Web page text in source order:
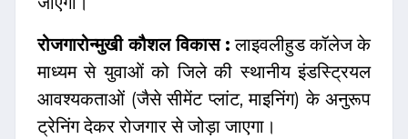
रोजगारोन्मुखी कौशल विकास : लाइवलीहुड कॉलेज के
माध्यम से युवाओं को जिले की स्थानीय इंडस्ट्रियल
आवश्यकताओं (जैसे सीमेंट प्लांट, माइनिंग) के अनुरूप
ट्रेनिंग देकर रोजगार से जोड़ा जाएगा।